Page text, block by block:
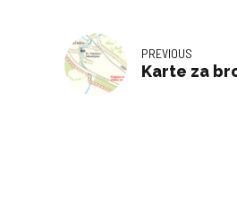
PREVIOUS
Karte za